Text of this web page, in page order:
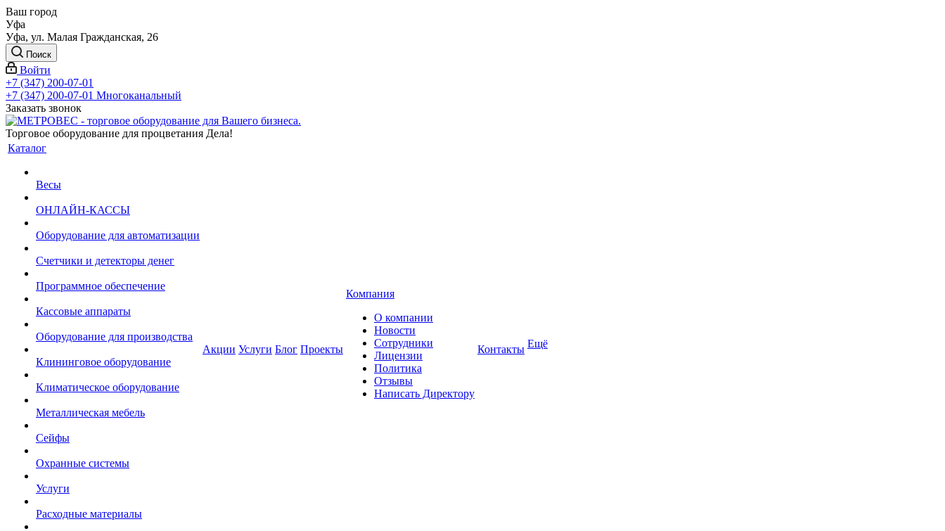
Ваш город
Уфа
Уфа, ул. Малая Гражданская, 26
Поиск
Войти
+7 (347) 200-07-01
+7 (347) 200-07-01 Многоканальный
Заказать звонок
Торговое оборудование для процветания Дела!
Каталог
Весы
ОНЛАЙН-КАССЫ
Оборудование для автоматизации
Счетчики и детекторы денег
Программное обеспечение
Кассовые аппараты
Оборудование для производства
Клининговое оборудование
Климатическое оборудование
Металлическая мебель
Сейфы
Охранные системы
Услуги
Расходные материалы
Акции Услуги Блог Проекты
Компания
О компании
Новости
Сотрудники
Лицензии
Политика
Отзывы
Написать Директору
Контакты Ещё